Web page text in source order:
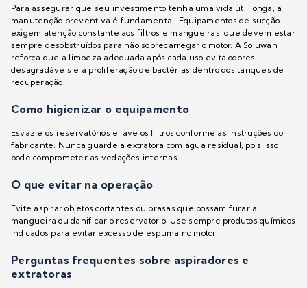
Para assegurar que seu investimento tenha uma vida útil longa, a
manutenção preventiva é fundamental. Equipamentos de sucção
exigem atenção constante aos filtros e mangueiras, que devem estar
sempre desobstruídos para não sobrecarregar o motor. A Soluwan
reforça que a limpeza adequada após cada uso evita odores
desagradáveis e a proliferação de bactérias dentro dos tanques de
recuperação.
Como higienizar o equipamento
Esvazie os reservatórios e lave os filtros conforme as instruções do
fabricante. Nunca guarde a extratora com água residual, pois isso
pode comprometer as vedações internas.
O que evitar na operação
Evite aspirar objetos cortantes ou brasas que possam furar a
mangueira ou danificar o reservatório. Use sempre produtos químicos
indicados para evitar excesso de espuma no motor.
Perguntas frequentes sobre aspiradores e
extratoras